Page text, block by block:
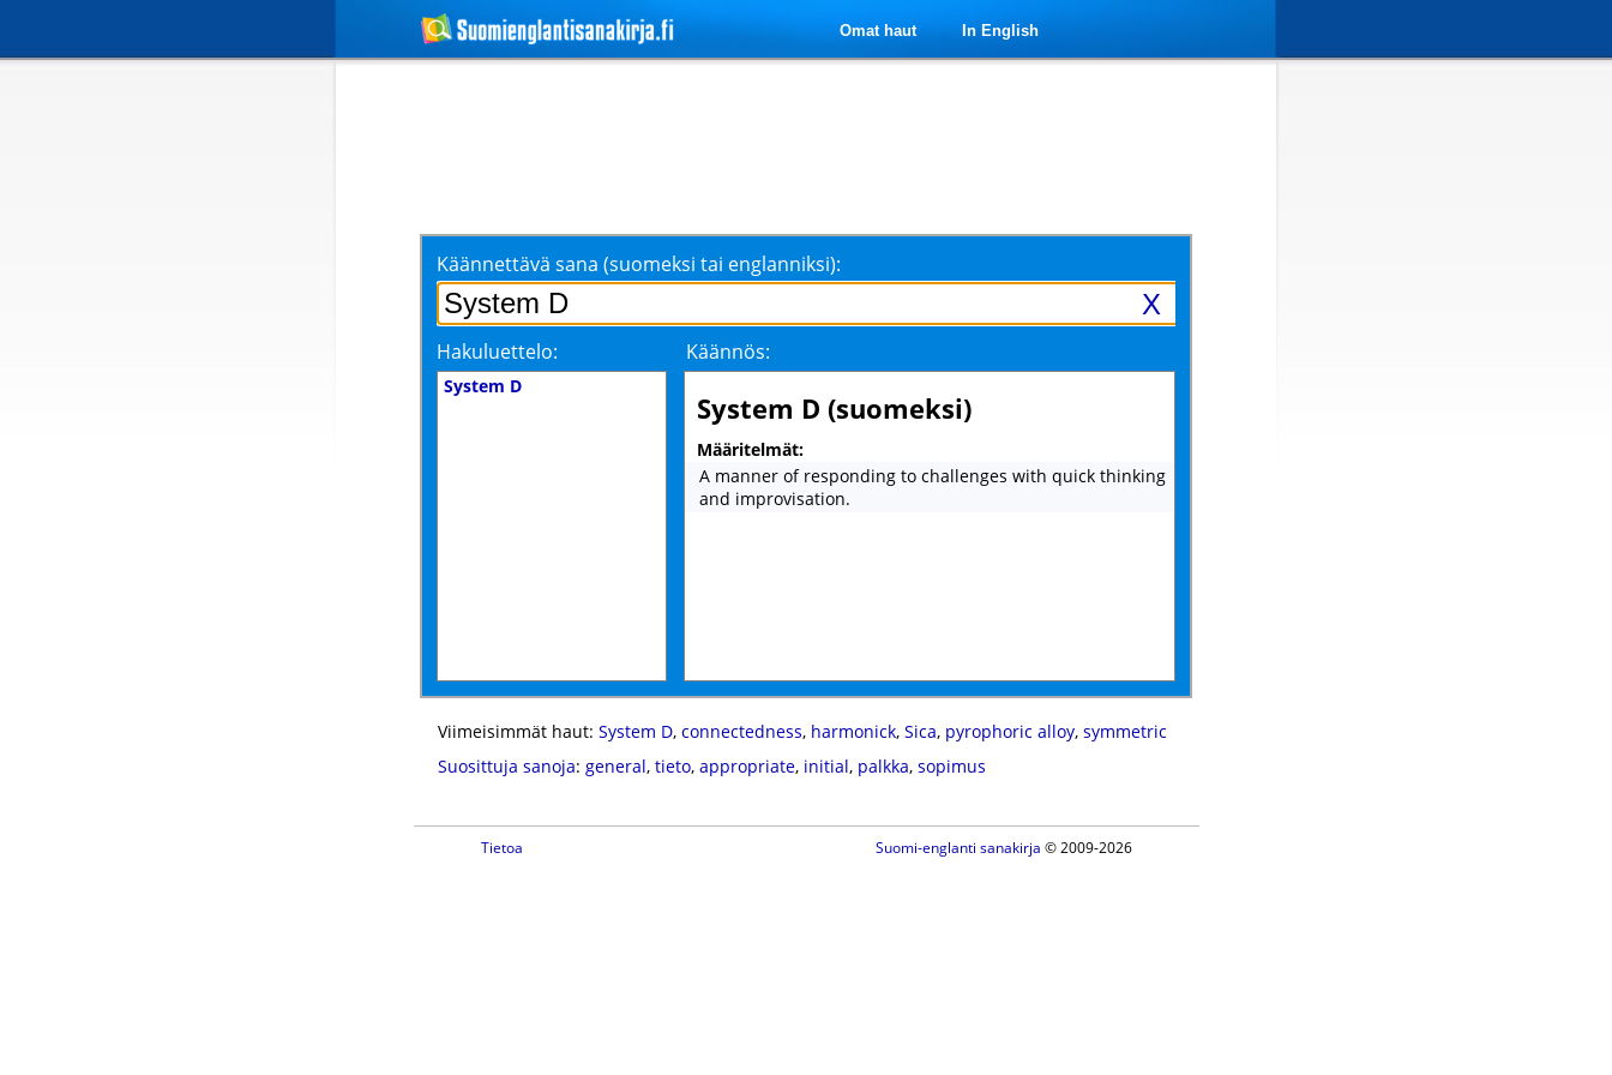
Omat haut In English
Käännettävä sana (suomeksi tai englanniksi):
X
Hakuluettelo: Käännös:
System D
System D (suomeksi)
Määritelmät:
A manner of responding to challenges with quick thinking
and improvisation.
Viimeisimmät haut: System D, connectedness, harmonick, Sica, pyrophoric alloy, symmetric
Suosittuja sanoja: general, tieto, appropriate, initial, palkka, sopimus
Tietoa Suomi-englanti sanakirja © 2009-2026